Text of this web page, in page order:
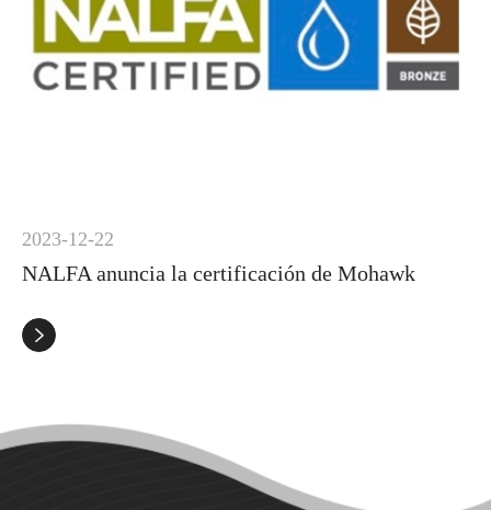
2023-12-22
NALFA anuncia la certificación de Mohawk
